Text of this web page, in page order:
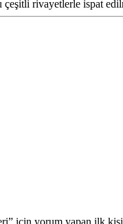
rivayetlerle ispat